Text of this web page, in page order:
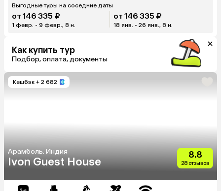
Выгодные туры на соседние даты
от 146 335 ₽
1 февр. - 9 февр., 8 н.
от 146 335 ₽
18 янв. - 26 янв., 8 н.
Как купить тур
Подбор, оплата, документы
Кешбэк + 2 682
Арамболь, Индия
Ivon Guest House
8.8
28 отзывов